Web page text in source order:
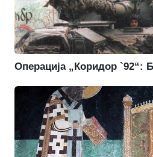
Операција „Коридор `92“: